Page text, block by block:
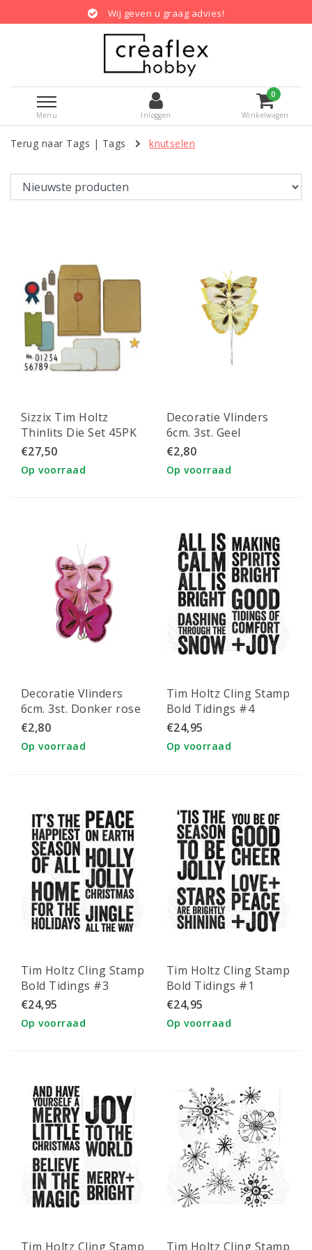
Wij geven u graag advies!
Menu Inloggen
0
Winkelwagen
Terug naar Tags | Tags knutselen
Sizzix Tim Holtz
Thinlits Die Set 45PK
Collector 665926
€27,50
Op voorraad
Decoratie Vlinders
6cm. 3st. Geel
€2,80
Op voorraad
Decoratie Vlinders
6cm. 3st. Donker rose
€2,80
Op voorraad
Tim Holtz Cling Stamp
Bold Tidings #4
€24,95
Op voorraad
Tim Holtz Cling Stamp
Bold Tidings #3
€24,95
Op voorraad
Tim Holtz Cling Stamp
Bold Tidings #1
€24,95
Op voorraad
Tim Holtz Cling Stamp Tim Holtz Cling Stamp